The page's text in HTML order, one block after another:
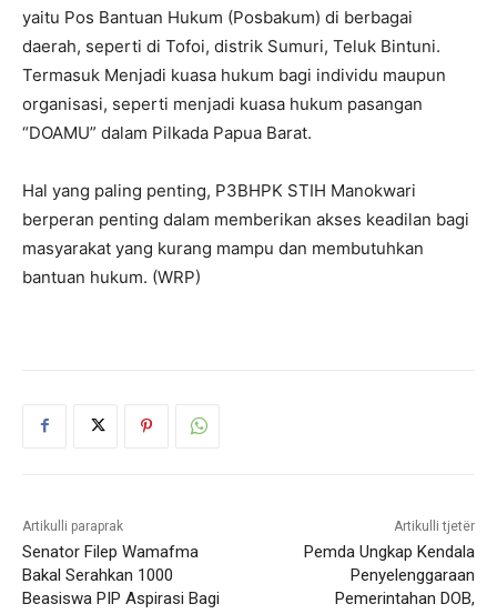
yaitu Pos Bantuan Hukum (Posbakum) di berbagai
daerah, seperti di Tofoi, distrik Sumuri, Teluk Bintuni.
Termasuk Menjadi kuasa hukum bagi individu maupun
organisasi, seperti menjadi kuasa hukum pasangan
“DOAMU” dalam Pilkada Papua Barat.
Hal yang paling penting, P3BHPK STIH Manokwari
berperan penting dalam memberikan akses keadilan bagi
masyarakat yang kurang mampu dan membutuhkan
bantuan hukum. (WRP)
Artikulli paraprak
Senator Filep Wamafma
Bakal Serahkan 1000
Beasiswa PIP Aspirasi Bagi
Artikulli tjetër
Pemda Ungkap Kendala
Penyelenggaraan
Pemerintahan DOB,